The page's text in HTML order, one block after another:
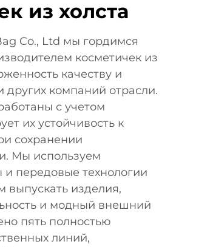
из холста
Co., Ltd мы гордимся
косметичек из
качеству и
компаний отрасли.
с учетом
их устойчивость к
сохранении
Мы используем
передовые технологии
выпускать изделия,
и модный внешний
пять полностью
линий,